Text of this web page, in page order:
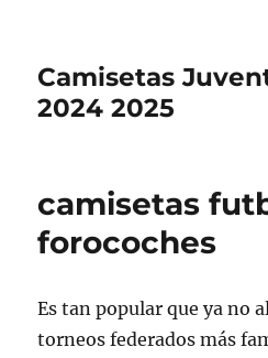
Camisetas
2024 2025
camisetas
forocoches
Es tan popular que ya no
torneos federados más